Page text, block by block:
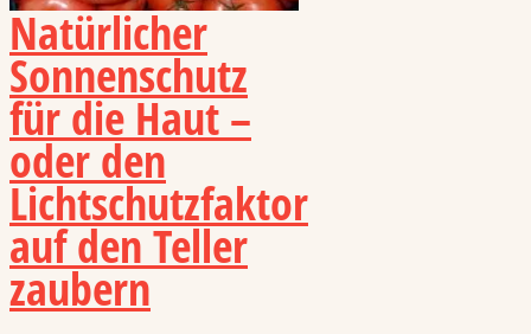
Natürlicher
Sonnenschutz
für die Haut –
oder den
Lichtschutzfaktor
auf den Teller
zaubern